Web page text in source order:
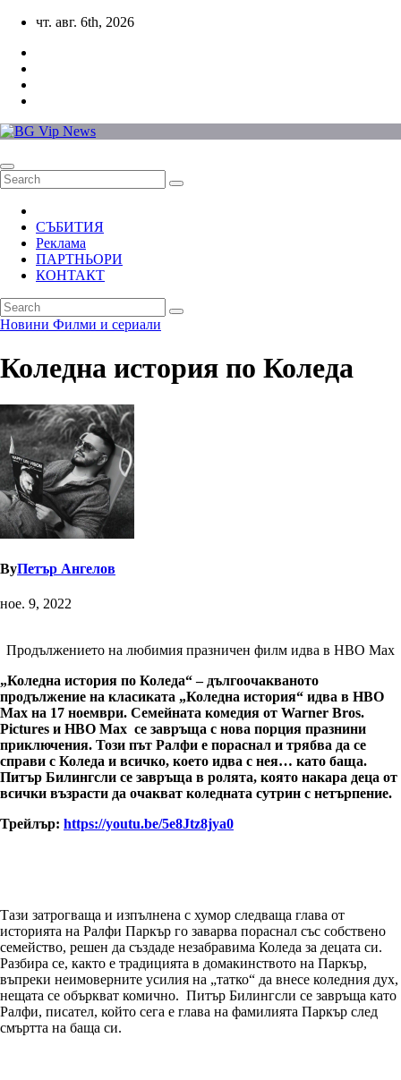
Skip
content
чт. авг. 6th, 2026
СЪБИТИЯ
Реклама
ПАРТНЬОРИ
КОНТАКТ
Новини Филми и сериали
Коледна история по Коледа
ByПетър Ангелов
ное. 9, 2022
Продължението на любимия празничен филм идва в HBO Max
„Коледна история по Коледа“ – дългоочакваното
продължение на класиката „Коледна история“ идва в HBO
Max на 17 ноември. Семейната комедия от Warner Bros.
Pictures и HBO Max се завръща с нова порция празнини
приключения. Този път Ралфи е пораснал и трябва да се
справи с Коледа и всичко, което идва с нея… като баща.
Питър Билингсли се завръща в ролята, която накара деца от
всички възрасти да очакват коледната сутрин с нетърпение.
Трейлър: https://youtu.be/5e8Jtz8jya0
Тази затрогваща и изпълнена с хумор следваща глава от
историята на Ралфи Паркър го заварва пораснал със собствено
семейство, решен да създаде незабравима Коледа за децата си.
Разбира се, както е традицията в домакинството на Паркър,
въпреки неимоверните усилия на „татко“ да внесе коледния дух,
нещата се объркват комично. Питър Билингсли се завръща като
Ралфи, писател, който сега е глава на фамилията Паркър след
смъртта на баща си.